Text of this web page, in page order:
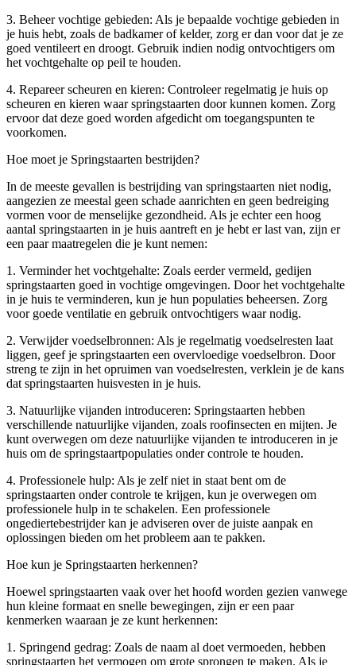
3. Beheer vochtige gebieden: Als je bepaalde vochtige gebieden in
je huis hebt, zoals de badkamer of kelder, zorg er dan voor dat je ze
goed ventileert en droogt. Gebruik indien nodig ontvochtigers om
het vochtgehalte op peil te houden.
4. Repareer scheuren en kieren: Controleer regelmatig je huis op
scheuren en kieren waar springstaarten door kunnen komen. Zorg
ervoor dat deze goed worden afgedicht om toegangspunten te
voorkomen.
Hoe moet je Springstaarten bestrijden?
In de meeste gevallen is bestrijding van springstaarten niet nodig,
aangezien ze meestal geen schade aanrichten en geen bedreiging
vormen voor de menselijke gezondheid. Als je echter een hoog
aantal springstaarten in je huis aantreft en je hebt er last van, zijn er
een paar maatregelen die je kunt nemen:
1. Verminder het vochtgehalte: Zoals eerder vermeld, gedijen
springstaarten goed in vochtige omgevingen. Door het vochtgehalte
in je huis te verminderen, kun je hun populaties beheersen. Zorg
voor goede ventilatie en gebruik ontvochtigers waar nodig.
2. Verwijder voedselbronnen: Als je regelmatig voedselresten laat
liggen, geef je springstaarten een overvloedige voedselbron. Door
streng te zijn in het opruimen van voedselresten, verklein je de kans
dat springstaarten huisvesten in je huis.
3. Natuurlijke vijanden introduceren: Springstaarten hebben
verschillende natuurlijke vijanden, zoals roofinsecten en mijten. Je
kunt overwegen om deze natuurlijke vijanden te introduceren in je
huis om de springstaartpopulaties onder controle te houden.
4. Professionele hulp: Als je zelf niet in staat bent om de
springstaarten onder controle te krijgen, kun je overwegen om
professionele hulp in te schakelen. Een professionele
ongediertebestrijder kan je adviseren over de juiste aanpak en
oplossingen bieden om het probleem aan te pakken.
Hoe kun je Springstaarten herkennen?
Hoewel springstaarten vaak over het hoofd worden gezien vanwege
hun kleine formaat en snelle bewegingen, zijn er een paar
kenmerken waaraan je ze kunt herkennen:
1. Springend gedrag: Zoals de naam al doet vermoeden, hebben
springstaarten het vermogen om grote sprongen te maken. Als je